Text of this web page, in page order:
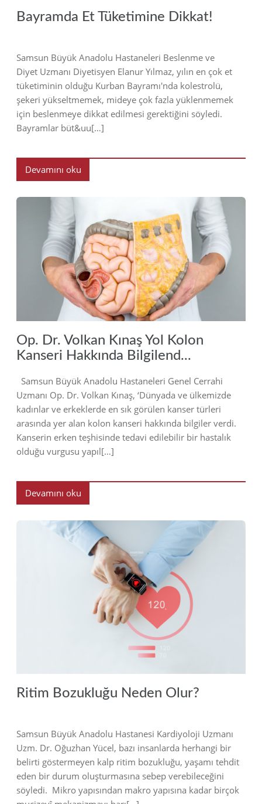
Bayramda Et Tüketimine Dikkat!
Samsun Büyük Anadolu Hastaneleri Beslenme ve
Diyet Uzmanı Diyetisyen Elanur Yılmaz, yılın en çok et
tüketiminin olduğu Kurban Bayramı'nda kolestrolü,
şekeri yükseltmemek, mideye çok fazla yüklenmemek
için beslenmeye dikkat edilmesi gerektiğini söyledi.
Bayramlar büt&uu[…]
Devamını oku
Op. Dr. Volkan Kınaş Yol Kolon
Kanseri Hakkında Bilgilend...
Samsun Büyük Anadolu Hastaneleri Genel Cerrahi
Uzmanı Op. Dr. Volkan Kınaş, ‘Dünyada ve ülkemizde
kadınlar ve erkeklerde en sık görülen kanser türleri
arasında yer alan kolon kanseri hakkında bilgiler verdi.
Kanserin erken teşhisinde tedavi edilebilir bir hastalık
olduğu vurgusu yapıl[…]
Devamını oku
Ritim Bozukluğu Neden Olur?
Samsun Büyük Anadolu Hastanesi Kardiyoloji Uzmanı
Uzm. Dr. Oğuzhan Yücel, bazı insanlarda herhangi bir
belirti göstermeyen kalp ritim bozukluğu, yaşamı tehdit
eden bir durum oluşturmasına sebep verebileceğini
söyledi. Mikro yapısından makro yapısına kadar birçok